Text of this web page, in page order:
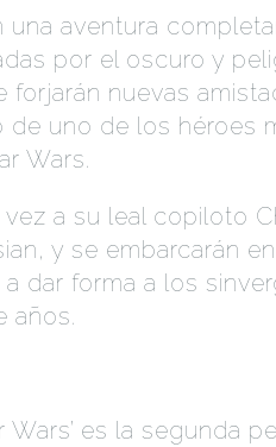
aventura
por el oscuro y
forjarán nuevas
de uno de los héroes
Wars.
a su leal copiloto
y se embarcarán
dar forma a los
años.
es la segunda